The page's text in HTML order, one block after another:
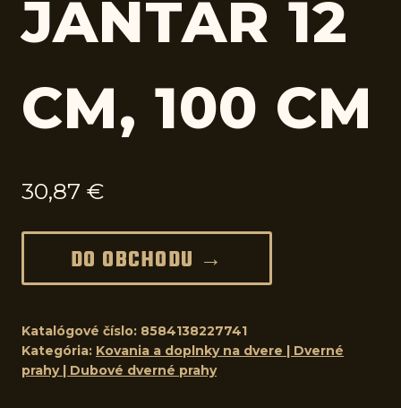
JANTÁR 12
CM, 100 CM
30,87 €
DO OBCHODU →
Katalógové číslo: 8584138227741
Kategória: Kovania a doplnky na dvere | Dverné
prahy | Dubové dverné prahy